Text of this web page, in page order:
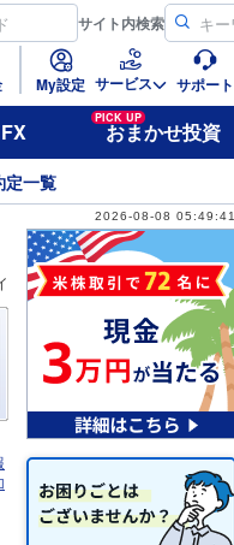
サイト内検索
My設定 サービス サポート
FX
PICK UP
おまかせ投資
定一覧
2026-08-08 05:49:41